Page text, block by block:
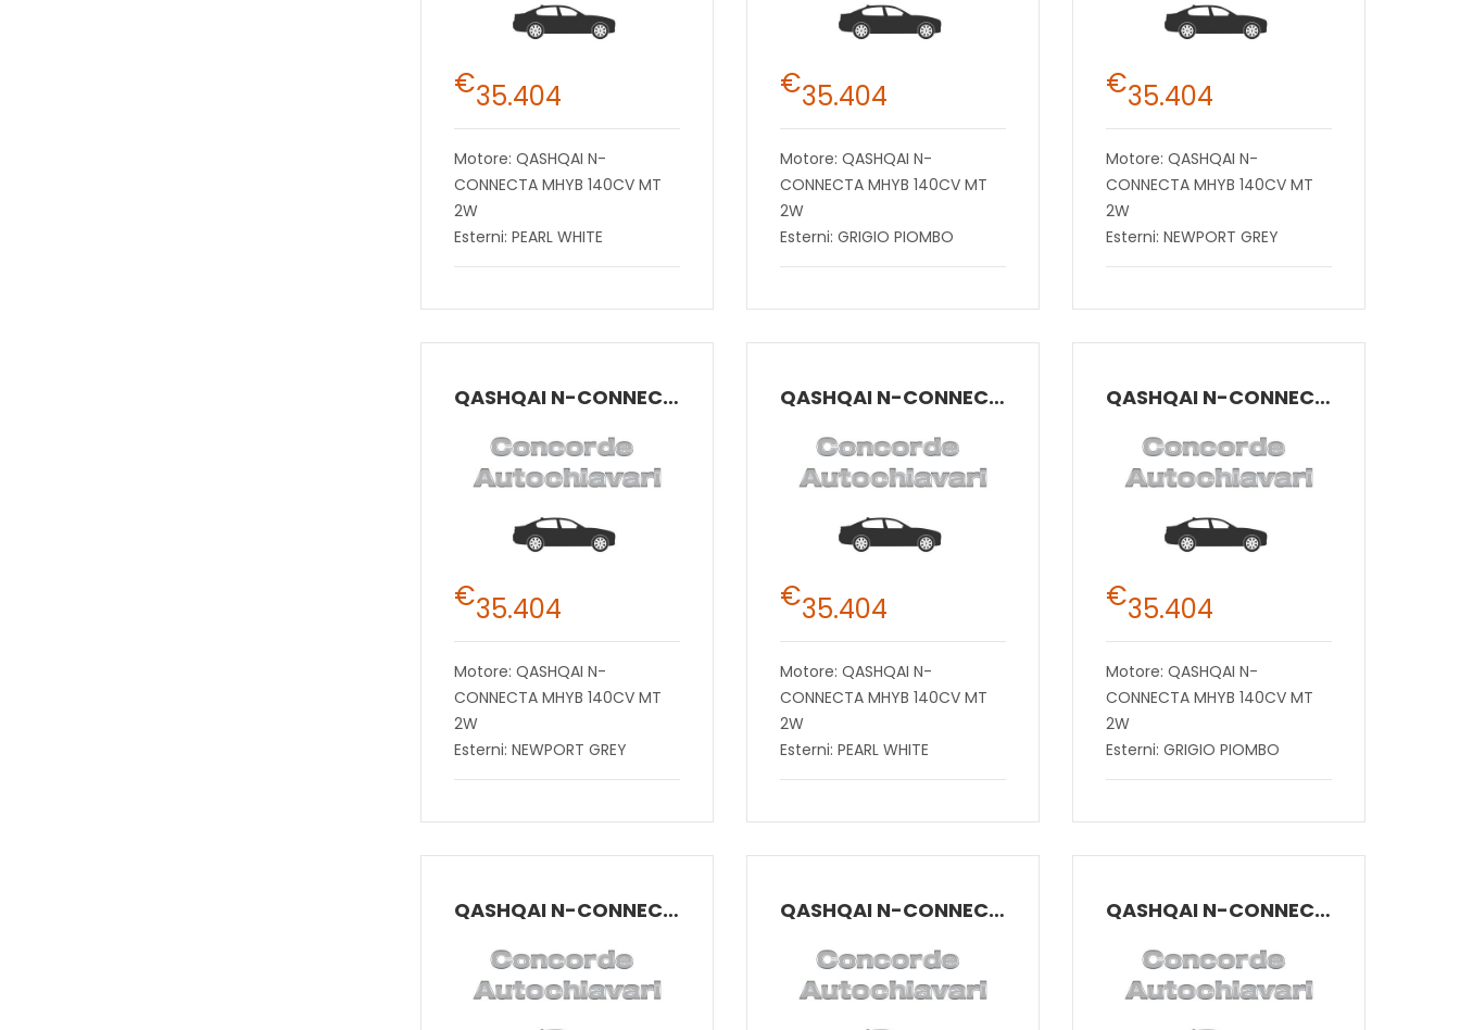
€35.404
Motore: QASHQAI N-
CONNECTA MHYB 140CV MT
2W
Esterni: PEARL WHITE
€35.404
Motore: QASHQAI N-
CONNECTA MHYB 140CV MT
2W
Esterni: GRIGIO PIOMBO
€35.404
Motore: QASHQAI N-
CONNECTA MHYB 140CV MT
2W
Esterni: NEWPORT GREY
QASHQAI N-CONNECTA MHYB 140CV MT 2W
€35.404
Motore: QASHQAI N-
CONNECTA MHYB 140CV MT
2W
Esterni: NEWPORT GREY
QASHQAI N-CONNECTA MHYB 140CV MT 2W
€35.404
Motore: QASHQAI N-
CONNECTA MHYB 140CV MT
2W
Esterni: PEARL WHITE
QASHQAI N-CONNECTA MHYB 140CV MT 2W
€35.404
Motore: QASHQAI N-
CONNECTA MHYB 140CV MT
2W
Esterni: GRIGIO PIOMBO
QASHQAI N-CONNECTA MHYB 140CV MT 2W QASHQAI N-CONNECTA MHYB 158CV CVT 2 QASHQAI N-CONNECTA MHYB 158CV CVT 2